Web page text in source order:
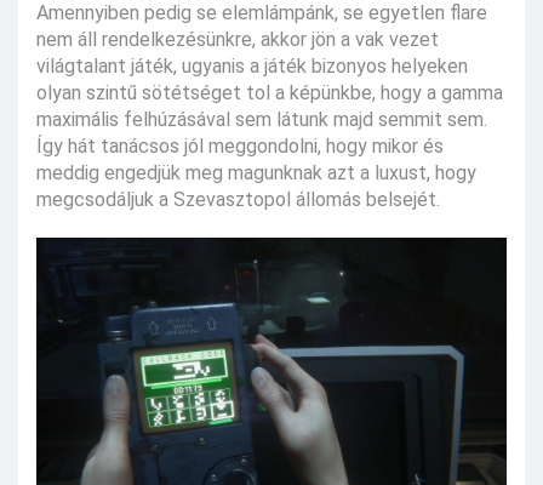
Amennyiben pedig se elemlámpánk, se egyetlen flare
nem áll rendelkezésünkre, akkor jön a vak vezet
világtalant játék, ugyanis a játék bizonyos helyeken
olyan szintű sötétséget tol a képünkbe, hogy a gamma
maximális felhúzásával sem látunk majd semmit sem.
Így hát tanácsos jól meggondolni, hogy mikor és
meddig engedjük meg magunknak azt a luxust, hogy
megcsodáljuk a Szevasztopol állomás belsejét.